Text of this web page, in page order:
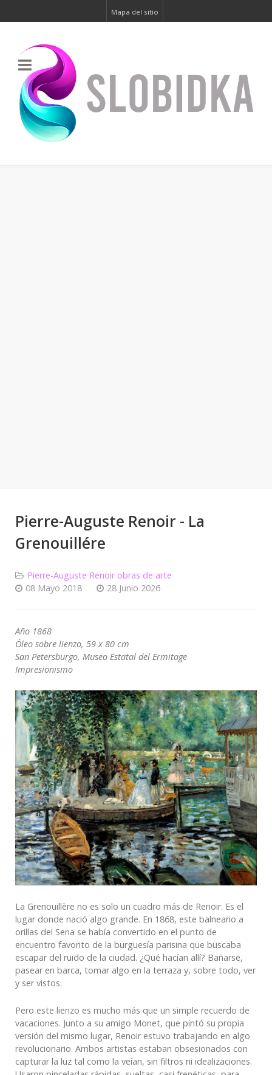
Mapa del sitio
Pierre-Auguste Renoir - La
Grenouillére
Pierre-Auguste Renoir obras de arte
08 Mayo 2018
28 Junio 2026
Año 1868
Óleo sobre lienzo, 59 x 80 cm
San Petersburgo, Museo Estatal del Ermitage
Impresionismo
La Grenouillère no es solo un cuadro más de Renoir. Es el
lugar donde nació algo grande. En 1868, este balneario a
orillas del Sena se había convertido en el punto de
encuentro favorito de la burguesía parisina que buscaba
escapar del ruido de la ciudad. ¿Qué hacían allí? Bañarse,
pasear en barca, tomar algo en la terraza y, sobre todo, ver
y ser vistos.
Pero este lienzo es mucho más que un simple recuerdo de
vacaciones. Junto a su amigo Monet, que pintó su propia
versión del mismo lugar, Renoir estuvo trabajando en algo
revolucionario. Ambos artistas estaban obsesionados con
capturar la luz tal como la veían, sin filtros ni idealizaciones.